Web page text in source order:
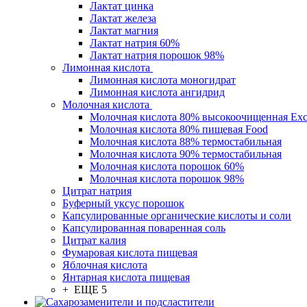
Лактат цинка
Лактат железа
Лактат магния
Лактат натрия 60%
Лактат натрия порошок 98%
Лимонная кислота
Лимонная кислота моногидрат
Лимонная кислота ангидрид
Молочная кислота
Молочная кислота 80% высокоочищенная
Молочная кислота 80% пищевая Food
Молочная кислота 88% термостабильная
Молочная кислота 90% термостабильная
Молочная кислота порошок 60%
Молочная кислота порошок 98%
Цитрат натрия
Буферный уксус порошок
Капсулированные органические кислоты и соли
Капсулированная поваренная соль
Цитрат калия
Фумаровая кислота пищевая
Яблочная кислота
Янтарная кислота пищевая
+ ЕЩЕ 5